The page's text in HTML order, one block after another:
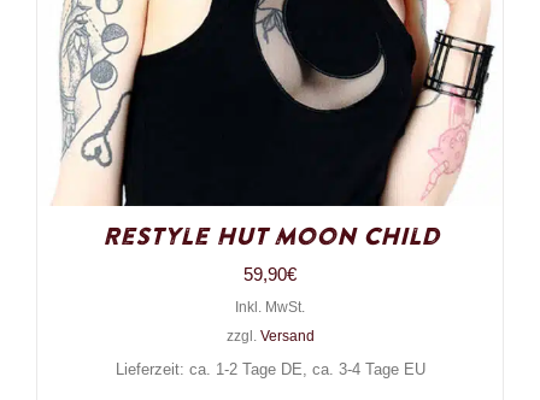
Restyle Hut Moon Child
59,90€
Inkl. MwSt.
zzgl. Versand
Lieferzeit: ca. 1-2 Tage DE, ca. 3-4 Tage EU